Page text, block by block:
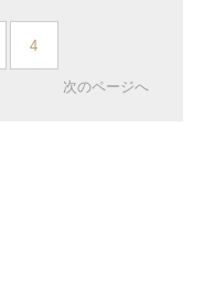
4
次のページへ